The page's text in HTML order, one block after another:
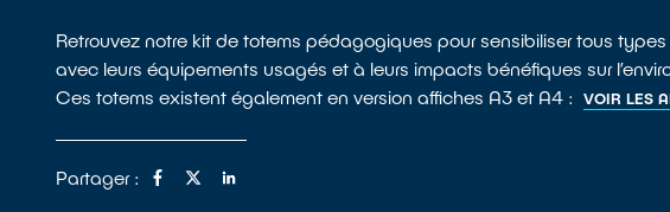
Retrouvez notre kit de totems pédagogiques pour sensibiliser tous
avec leurs équipements usagés et à leurs impacts bénéfiques sur
Ces totems existent également en version affiches A3 et A4 :VOIR LES
Partager :